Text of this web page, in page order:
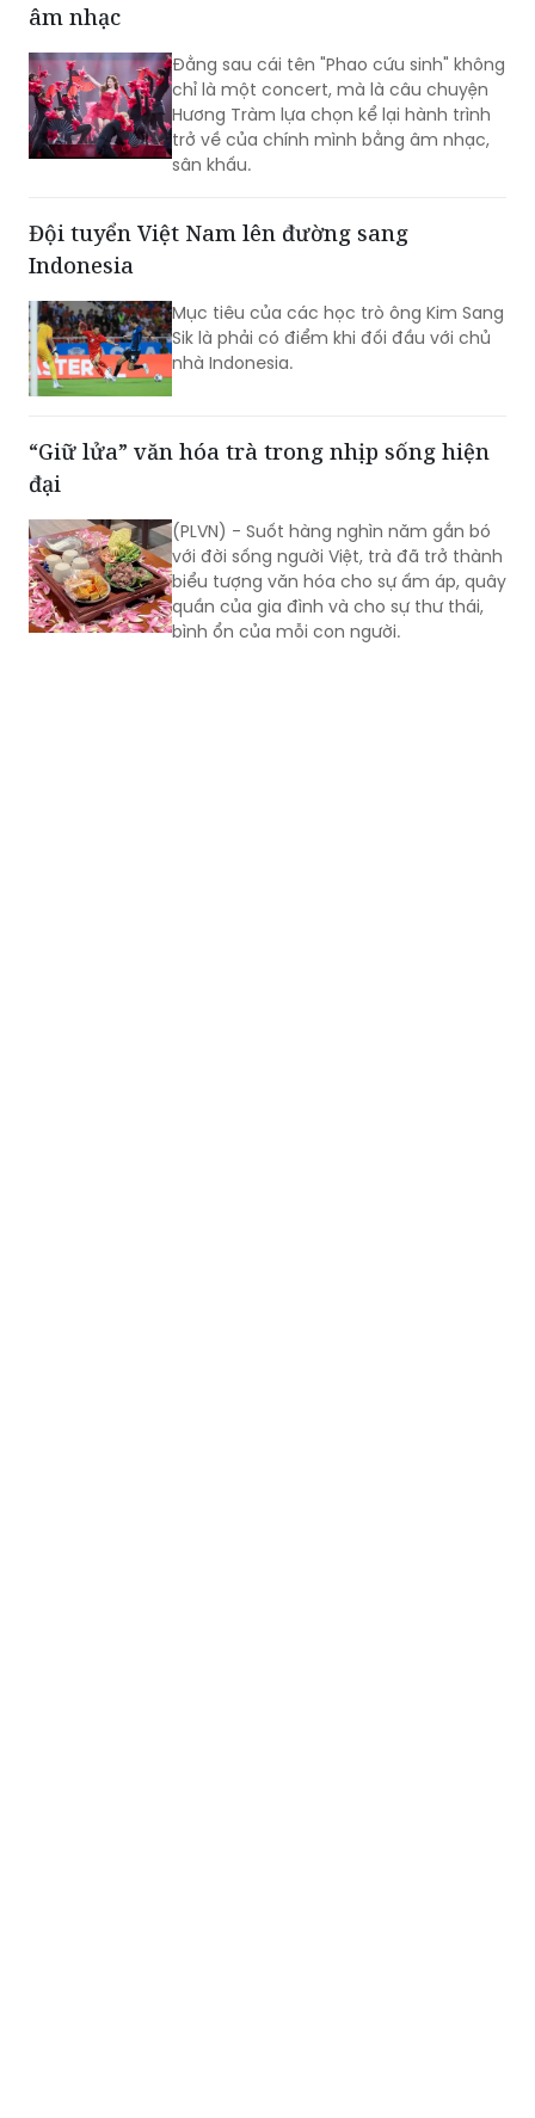
âm nhạc
Đằng sau cái tên "Phao cứu sinh" không
chỉ là một concert, mà là câu chuyện
Hương Tràm lựa chọn kể lại hành trình
trở về của chính mình bằng âm nhạc,
sân khấu.
Đội tuyển Việt Nam lên đường sang
Indonesia
Mục tiêu của các học trò ông Kim Sang
Sik là phải có điểm khi đối đầu với chủ
nhà Indonesia.
“Giữ lửa” văn hóa trà trong nhịp sống hiện
đại
(PLVN) - Suốt hàng nghìn năm gắn bó
với đời sống người Việt, trà đã trở thành
biểu tượng văn hóa cho sự ấm áp, quây
quần của gia đình và cho sự thư thái,
bình ổn của mỗi con người.